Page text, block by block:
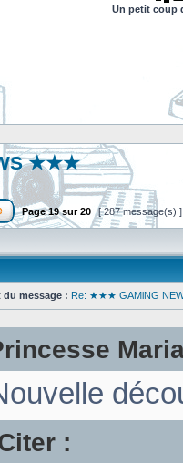
Un petit coup
★★★
Page19sur20 [ 287 message(s)
du message : Re: ★★★ GAMiNG
: